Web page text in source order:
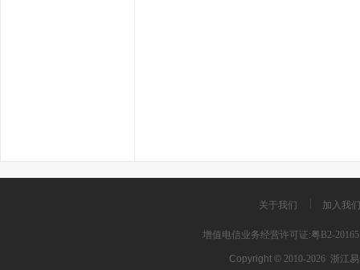
关于我们 加入我们
增值电信业务经营许可证:粤B2-
Copyright © 2010-2026 浙江